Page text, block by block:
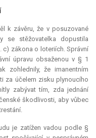
k závěru, že v posuzované
se stěžovatelka dopustila
zákona o loteriích. Správní
úpravu obsaženou v § 1
zohlednily, že imanentním
za účelem zisku plynoucího
zabývat tím, zda jednání
škodlivosti, aby vůbec
je zatížen vadou podle §